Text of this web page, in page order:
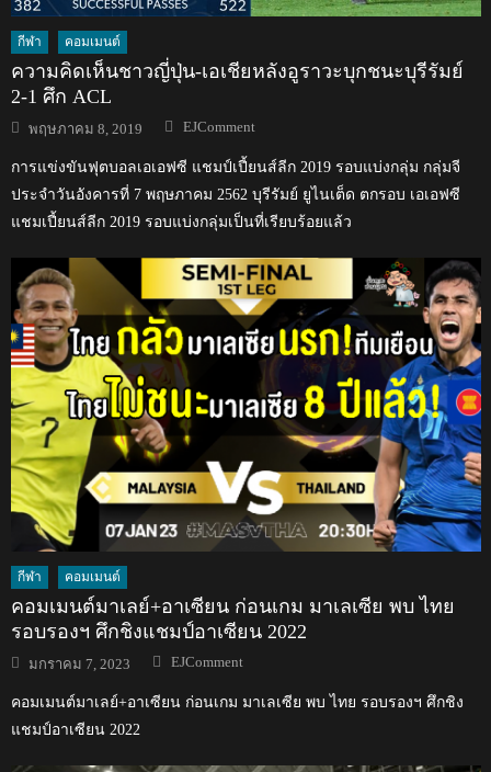
กีฬา คอมเมนต์
ความคิดเห็นชาวญี่ปุ่น-เอเชียหลังอูราวะบุกชนะบุรีรัมย์
2-1 ศึก ACL
Posted
on
พฤษภาคม 8, 2019 Author
EJComment
การแข่งขันฟุตบอลเอเอฟซี แชมป์เปี้ยนส์ลีก 2019 รอบแบ่งกลุ่ม กลุ่มจี
ประจำวันอังคารที่ 7 พฤษภาคม 2562 บุรีรัมย์ ยูไนเต็ด ตกรอบ เอเอฟซี
แชมเปี้ยนส์ลีก 2019 รอบแบ่งกลุ่มเป็นที่เรียบร้อยแล้ว
กีฬา คอมเมนต์
คอมเมนต์มาเลย์+อาเซียน ก่อนเกม มาเลเซีย พบ ไทย
รอบรองฯ ศึกชิงแชมป์อาเซียน 2022
Posted
on
มกราคม 7, 2023 Author
EJComment
คอมเมนต์มาเลย์+อาเซียน ก่อนเกม มาเลเซีย พบ ไทย รอบรองฯ ศึกชิง
แชมป์อาเซียน 2022